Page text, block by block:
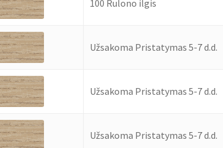
100 Rulono ilgis
Užsakoma Pristatymas 5-7 d.d.
Užsakoma Pristatymas 5-7 d.d.
Užsakoma Pristatymas 5-7 d.d.